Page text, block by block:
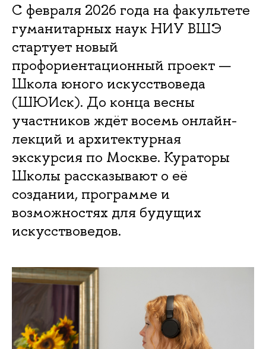
С февраля 2026 года на факультете
гуманитарных наук НИУ ВШЭ
стартует новый
профориентационный проект —
Школа юного искусствоведа
(ШЮИск). До конца весны
участников ждёт восемь онлайн-
лекций и архитектурная
экскурсия по Москве. Кураторы
Школы рассказывают о её
создании, программе и
возможностях для будущих
искусствоведов.